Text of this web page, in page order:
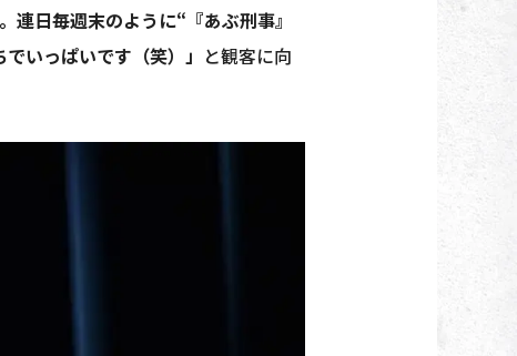
日毎週末のように“『あぶ刑事』
いっぱいです（笑）」 と観客に向